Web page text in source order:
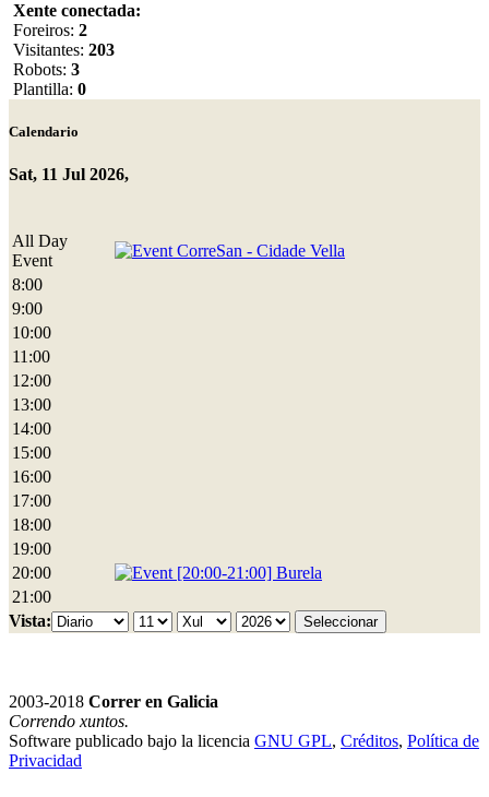
Xente conectada:
Foreiros: 2
Visitantes: 203
Robots: 3
Plantilla: 0
Calendario
Sat, 11 Jul 2026,
All Day
Event
CorreSan - Cidade Vella
8:00
9:00
10:00
11:00
12:00
13:00
14:00
15:00
16:00
17:00
18:00
19:00
20:00
[20:00-21:00] Burela
21:00
Vista:
2003-2018 Correr en Galicia
Correndo xuntos.
Software publicado bajo la licencia GNU GPL, Créditos, Política de
Privacidad